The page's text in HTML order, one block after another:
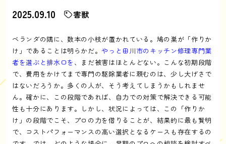
2025.09.10 害獣
ベランダの隅に、数本の小枝が置かれている。鳩の巣が「作りか
け」であることは明らかだ。やっと田川市のキッチン修理専門業
者を選ぶと排水口を 、まだ被害はほとんどない。こんな初期段階
で、費用をかけてまで専門の駆除業者に頼むのは、少し大げさで
はないだろうか。多くの人が、そう考えてしまうかもしれませ
ん。確かに、この段階であれば、自力での対策で解決できる可能
性も十分にあります。しかし、状況によっては、この「作りか
け」の段階でこそ、プロの力を借りることが、結果的に最も賢明
で、コストパフォーマンスの高い選択となるケースも存在するの